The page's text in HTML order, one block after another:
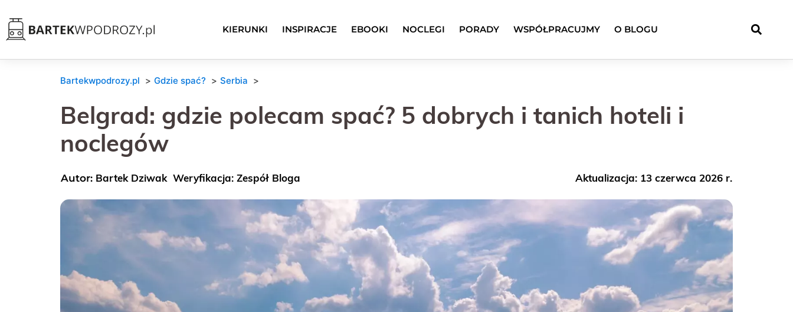
KIERUNKI INSPIRACJE EBOOKI NOCLEGI PORADY WSPÓŁPRACUJMY O BLOGU
Bartekwpodrozy.pl Gdzie spać? Serbia
Belgrad: gdzie polecam spać? 5 dobrych i tanich hoteli i
noclegów
Bartek Dziwak Weryfikacja: Zespół Bloga Aktualizacja: 13 czerwca 2026 r.